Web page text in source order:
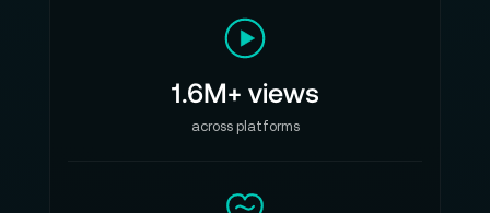
1.6M+ views
across platforms